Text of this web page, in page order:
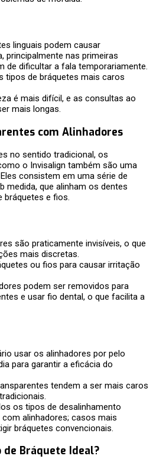
linguais podem causar
principalmente nas primeiras
de dificultar a fala temporariamente.
tipos de bráquetes mais caros
é mais difícil, e as consultas ao
mais longas.
com Alinhadores
no sentido tradicional, os
o Invisalign também são uma
consistem em uma série de
medida, que alinham os dentes
bráquetes e fios.
são praticamente invisíveis, o que
mais discretas.
ou fios para causar irritação
podem ser removidos para
e usar fio dental, o que facilita a
usar os alinhadores por pelo
para garantir a eficácia do
tendem a ser mais caros
os tipos de desalinhamento
alinhadores; casos mais
bráquetes convencionais.
de Bráquete Ideal?